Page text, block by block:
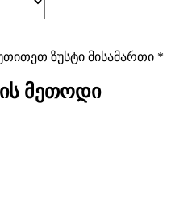
ზუსტი მისამართი *
მეთოდი